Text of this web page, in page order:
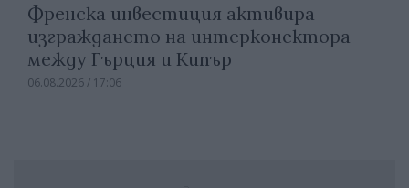
Френска инвестиция активира
изграждането на интерконектора
между Гърция и Кипър
06.08.2026 / 17:06